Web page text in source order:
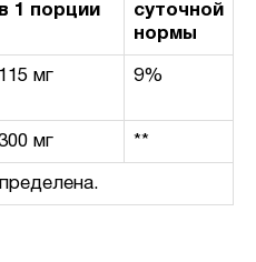
в 1 порции
суточной
нормы
115 мг 9%
мг **